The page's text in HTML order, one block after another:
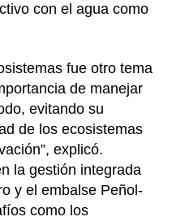
con el agua como
fue otro tema
de manejar
evitando su
de los ecosistemas
explicó.
la gestión integrada
y el embalse Peñol-
como los